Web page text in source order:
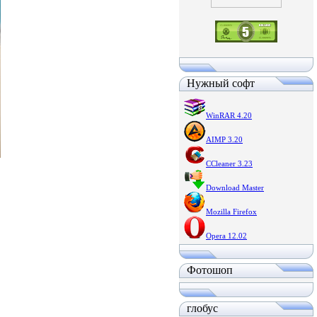
Нужный софт
WinRAR 4.20
AIMP 3.20
CCleaner 3.23
Download Master
Mozilla Firefox
Opera 12.02
Фотошоп
глобус